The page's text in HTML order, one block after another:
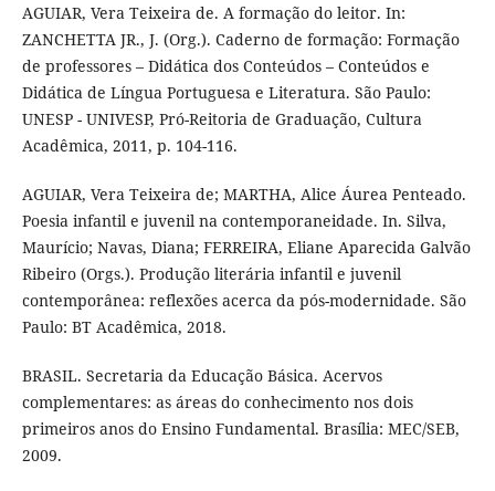
AGUIAR, Vera Teixeira de. A formação do leitor. In:
ZANCHETTA JR., J. (Org.). Caderno de formação: Formação
de professores – Didática dos Conteúdos – Conteúdos e
Didática de Língua Portuguesa e Literatura. São Paulo:
UNESP - UNIVESP, Pró-Reitoria de Graduação, Cultura
Acadêmica, 2011, p. 104-116.
AGUIAR, Vera Teixeira de; MARTHA, Alice Áurea Penteado.
Poesia infantil e juvenil na contemporaneidade. In. Silva,
Maurício; Navas, Diana; FERREIRA, Eliane Aparecida Galvão
Ribeiro (Orgs.). Produção literária infantil e juvenil
contemporânea: reflexões acerca da pós-modernidade. São
Paulo: BT Acadêmica, 2018.
BRASIL. Secretaria da Educação Básica. Acervos
complementares: as áreas do conhecimento nos dois
primeiros anos do Ensino Fundamental. Brasília: MEC/SEB,
2009.